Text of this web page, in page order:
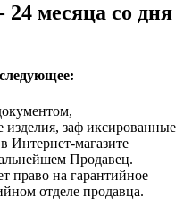
24 месяца со дня
заф иксированные
Интернет-магазите
Продавец.
право на гарантийное
отделе продавца.